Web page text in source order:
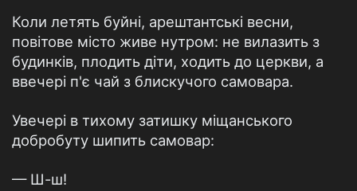
Коли летять буйні, арештантські весни,
повітове місто живе нутром: не вилазить з
будинків, плодить діти, ходить до церкви, а
ввечері п'є чай з блискучого самовара.
Увечері в тихому затишку міщанського
добробуту шипить самовар:
— Ш-ш!